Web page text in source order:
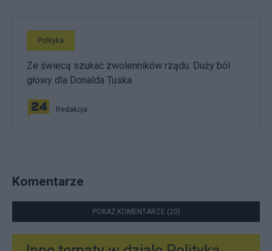
Polityka
Ze świecą szukać zwolenników rządu. Duży ból
głowy dla Donalda Tuska
Redakcja
Komentarze
POKAŻ KOMENTARZE (20)